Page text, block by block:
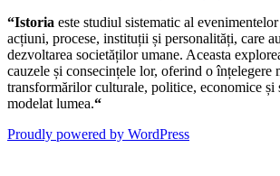
“Istoria este studiul sistematic al
acțiuni, procese, instituții și personalități, care
dezvoltarea societăților umane. Aceasta
cauzele și consecințele lor, oferind o înțelegere
transformărilor culturale, politice, economice și
modelat lumea.“
Proudly powered by WordPress